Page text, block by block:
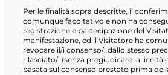
Per le finalità sopra descritte, il
comunque facoltativo e non ha
registrazione e partecipazione del
manifestazione, ed il Visitatore ha
revocare il/i consenso/i dallo stesso
rilasciato/i (senza pregiudicare la
basata sul consenso prestato prima